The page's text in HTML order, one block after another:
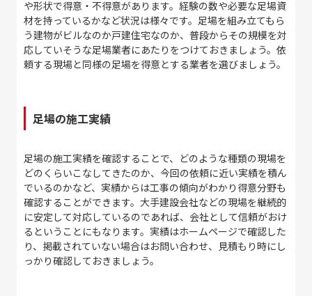
や形状で得意・不得意があります。経験の数や必要な足場資
材を持っているかなど状況は様々です。足場を組み立てもら
う建物がビルなのか戸建住宅なのか、普段からその規模を対
応していそうな足場業者にあたりをつけておきましょう。依
頼する現場と同様の足場を得意とする業者を選びましょう。
足場の施工実績
足場の施工実績を確認することで、どのような種類の現場を
どのくらいこなしてきたのか、今回の依頼に近い実績を積ん
でいるのかなど、実績からは工事の傾向がわかり得意分野も
確認することができます。大手建設会社などの現場を継続的
に安定して対応しているのであれば、会社として信頼がおけ
るということにもなります。実績はホームページで確認した
り、掲載されていない場合はお問い合わせ、見積もり時にし
っかり確認しておきましょう。